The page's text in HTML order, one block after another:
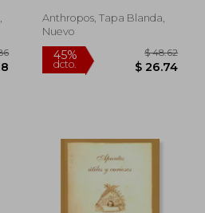
Anthropos, Tapa Blanda,
Nuevo